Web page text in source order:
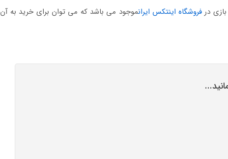
در فروشگاه اینتکس ایرانموجود می باشد که می توان برای خرید به آن